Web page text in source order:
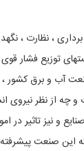
، نظارت ،
توزیع فشار
آب و برق کشور ،
چه از نظر نیروی
و نیز تاثیر در
این صنعت